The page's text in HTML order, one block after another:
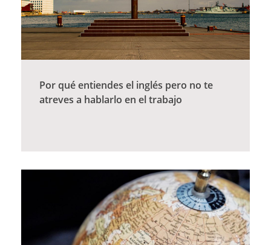
Por qué entiendes el inglés pero no te
atreves a hablarlo en el trabajo